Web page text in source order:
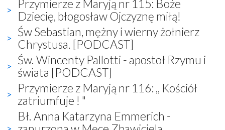
Przymierze z Maryją nr 115: Boże
Dziecię, błogosław Ojczyznę miłą!
Św Sebastian, mężny i wierny żołnierz
Chrystusa. [PODCAST]
Św. Wincenty Pallotti - apostoł Rzymu i
świata [PODCAST]
Przymierze z Maryją nr 116: ,, Kościół
zatriumfuje ! "
Bł. Anna Katarzyna Emmerich -